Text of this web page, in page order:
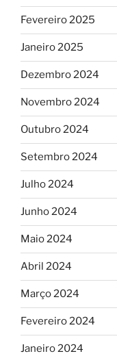
Fevereiro 2025
Janeiro 2025
Dezembro 2024
Novembro 2024
Outubro 2024
Setembro 2024
Julho 2024
Junho 2024
Maio 2024
Abril 2024
Março 2024
Fevereiro 2024
Janeiro 2024